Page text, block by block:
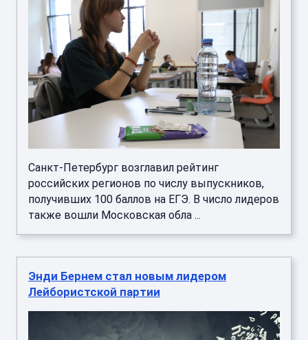
Санкт-Петербург возглавил рейтинг
российских регионов по числу выпускников,
получивших 100 баллов на ЕГЭ. В число лидеров
также вошли Московская обла ...
Энди Бернем стал новым лидером
Лейбористской партии